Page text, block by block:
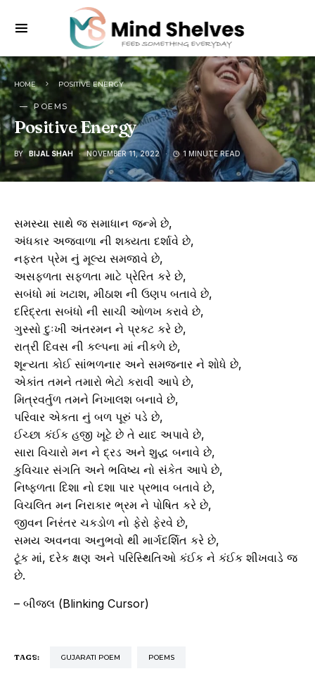
HOME POSITIVE ENERGY
POEMS
Positive Energy
BY BIJAL SHAH NOVEMBER 11, 2022 1 MINUTE READ
સમસ્યા સાથે જ સમાધાન જન્મે છે,
અંધકાર અજવાળા ની શક્યતા દર્શાવે છે,
નફરત પ્રેમ નું મૂલ્ય સમજાવે છે,
અસફળતા સફળતા માટે પ્રેરિત કરે છે,
સબંધો માં ખટાશ, મીઠાશ ની ઉણપ બતાવે છે,
દરિદ્રતા સબંધો ની સાચી ઓળખ કરાવે છે,
ગુસ્સો દુઃખી અંતરમન ને પ્રકટ કરે છે,
રાત્રી દિવસ ની કલ્પના માં નીકળે છે,
શૂન્યતા કોઈ સાંભળનાર અને સમજનાર ને શોધે છે,
એકાંત તમને તમારો ભેટો કરાવી આપે છે,
મિત્રવર્તુળ તમને નિખાલશ બનાવે છે,
પરિવાર એકતા નું બળ પૂરું પડે છે,
ઈચ્છા કંઈક હજી ખૂટે છે તે યાદ અપાવે છે,
સારા વિચારો મન ને દ્રડ અને શુદ્ધ બનાવે છે,
કુવિચાર સંગતિ અને ભવિષ્ય નો સંકેત આપે છે,
નિષ્ફળતા દિશા નો દશા પાર પ્રભાવ બતાવે છે,
વિચલિત મન નિરાકાર ભ્રમ ને પોષિત કરે છે,
જીવન નિરંતર ચકડોળ નો ફેરો ફેરવે છે,
સમય અવનવા અનુભવો થી માર્ગદર્શિત કરે છે,
ટૂંક માં, દરેક ક્ષણ અને પરિસ્થિતિઓ કંઈક ને કંઈક શીખવાડે જ
છે.
– બીજલ (Blinking Cursor)
TAGS: GUJARATI POEM POEMS